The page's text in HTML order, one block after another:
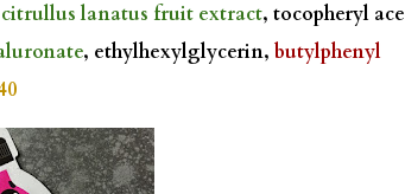
citrullus lanatus fruit extract, tocopheryl
, ethylhexylglycerin, butylphenyl